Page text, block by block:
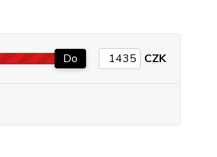
Do CZK